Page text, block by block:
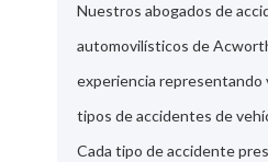
Nuestros abogados de
automovilísticos de
experiencia representando
tipos de accidentes de
Cada tipo de accidente